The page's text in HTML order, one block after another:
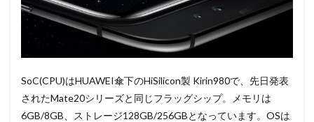
SoC(CPU)はHUAWEI傘下のHiSilicon製 Kirin980で、先日発表
されたMate20シリーズと同じフラッグシップ。メモリは
6GB/8GB、ストレージ128GB/256GBとなっています。OSは